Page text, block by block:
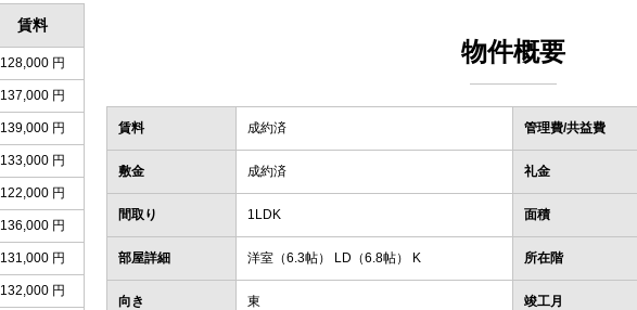
物件概要
賃料 成約済 管理費/共益費
敷金 成約済 礼金
間取り 1LDK 面積
部屋詳細 洋室（6.3帖） LD（6.8帖） K 所在階
向き 東 竣工月
賃料
128,000 円
137,000 円
139,000 円
133,000 円
122,000 円
136,000 円
131,000 円
132,000 円